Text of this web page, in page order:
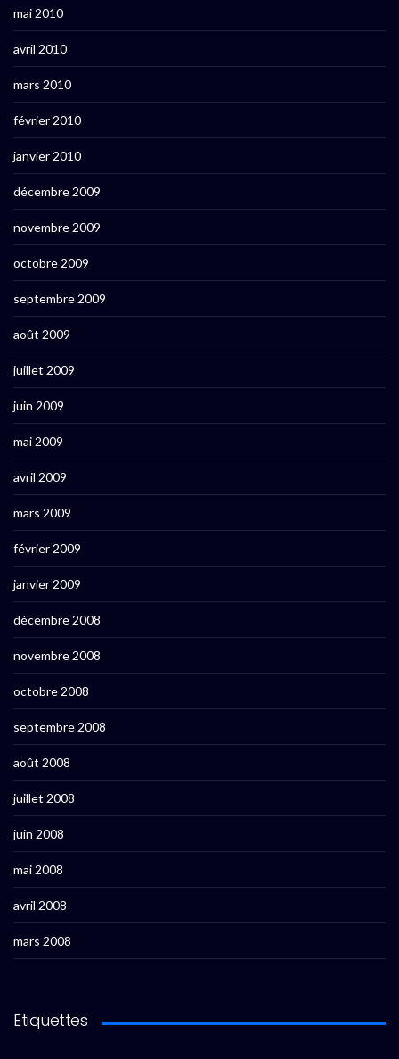
mai 2010
avril 2010
mars 2010
février 2010
janvier 2010
décembre 2009
novembre 2009
octobre 2009
septembre 2009
août 2009
juillet 2009
juin 2009
mai 2009
avril 2009
mars 2009
février 2009
janvier 2009
décembre 2008
novembre 2008
octobre 2008
septembre 2008
août 2008
juillet 2008
juin 2008
mai 2008
avril 2008
mars 2008
Étiquettes